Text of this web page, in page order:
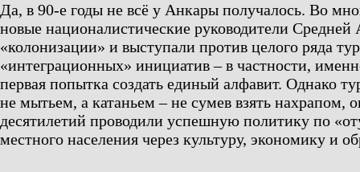
Да, в 90-е годы не всё у Анкары получалось. Во
новые националистические руководители
«колонизации» и выступали против целого ряда
«интеграционных» инициатив – в частности,
первая попытка создать единый алфавит. Однако
не мытьем, а катаньем – не сумев взять нахрапом,
десятилетий проводили успешную политику по
местного населения через культуру, экономику и